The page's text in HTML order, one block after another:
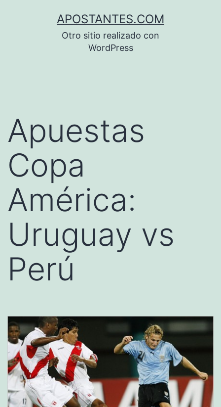
APOSTANTES.COM
Otro sitio realizado con
WordPress
Apuestas
Copa
América:
Uruguay vs
Perú